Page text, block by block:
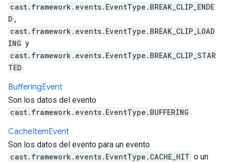
cast.framework.events.EventType.BREAK_CLIP_ENDE
D ,
cast.framework.events.EventType.BREAK_CLIP_LOAD
ING y
cast.framework.events.EventType.BREAK_CLIP_STAR
TED
BufferingEvent
Son los datos del evento
cast.framework.events.EventType.BUFFERING .
CacheItemEvent
Son los datos del evento para un evento
cast.framework.events.EventType.CACHE_HIT o un